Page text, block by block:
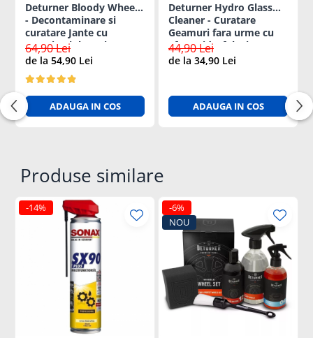
Deturner Bloody Wheels
- Decontaminare si
curatare Jante cu
Reactie Violeta si pH
Neutru 500ml
64,90 Lei
de la 54,90 Lei
ADAUGA IN COS
Deturner Hydro Glass
Cleaner - Curatare
Geamuri fara urme cu
Efect Hidrofob si
Evaporare Rapida 250ml
44,90 Lei
de la 34,90 Lei
ADAUGA IN COS
Produse similare
-14%
-6%
NOU